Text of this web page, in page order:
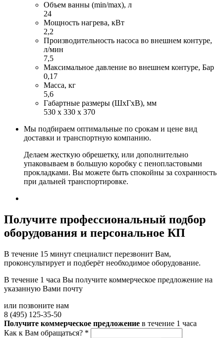
Объем ванны (min/max), л
24
Мощность нагрева, кВт
2,2
Производительность насоса во внешнем контуре,
л/мин
7,5
Максимальное давление во внешнем контуре, Бар
0,17
Масса, кг
5,6
Габартные размеры (ШхГхВ), мм
530 х 330 х 370
Мы подбираем оптимальные по срокам и цене вид
доставки и транспортную компанию.
Делаем жесткую обрешетку, или дополнительно
упаковываем в большую коробку с пенопластовыми
прокладками. Вы можете быть спокойны за сохранность
при дальней транспортировке.
Получите профессиональный подбор
оборудования и персональное КП
В течение 15 минут специалист перезвонит Вам,
проконсультирует и подберёт необходимое оборудование.
В течение 1 часа Вы получите коммерческое предложение на
указанную Вами почту
или позвоните нам
8 (495) 125-35-50
Получите коммерческое предложение в течение 1 часа
Как к Вам обращаться? *